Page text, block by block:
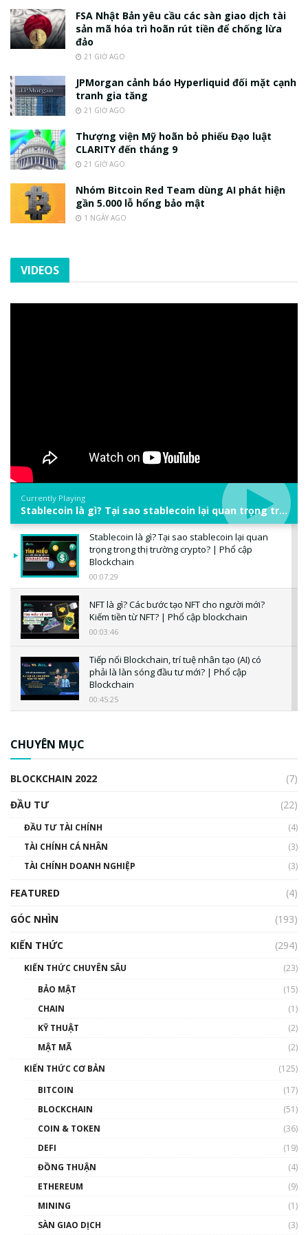
FSA Nhật Bản yêu cầu các sàn giao dịch tài
sản mã hóa trì hoãn rút tiền để chống lừa
đảo
21 GIỜ AGO
JPMorgan cảnh báo Hyperliquid đối mặt cạnh
tranh gia tăng
21 GIỜ AGO
Thượng viện Mỹ hoãn bỏ phiếu Đạo luật
CLARITY đến tháng 9
21 GIỜ AGO
Nhóm Bitcoin Red Team dùng AI phát hiện
gần 5.000 lỗ hổng bảo mật
1 NGÀY AGO
VIDEOS
Currently Playing
Stablecoin là gì? Tại sao stablecoin lại quan trọng trong thị trường crypto? | Phổ cập Blockchain
Stablecoin là gì? Tại sao stablecoin lại quan
trọng trong thị trường crypto? | Phổ cập
Blockchain
00:07:29
NFT là gì? Các bước tạo NFT cho người mới?
Kiếm tiền từ NFT? | Phổ cập blockchain
00:03:46
Tiếp nối Blockchain, trí tuệ nhân tạo (AI) có
phải là làn sóng đầu tư mới? | Phổ cập
Blockchain
00:45:25
00:02:14
Nhìn lại năm 2022: Những sự kiện ảnh hưởng
đến hệ sinh thái tiền mã hoá | Phổ cập
00:43:47
như thể nào?
00:39:31
Phổ cập Blockchain
thống & Crypto qua các cuộc chiến | Phổ cập
CHUYÊN MỤC
BLOCKCHAIN 2022
(7)
ĐẦU TƯ
(22)
ĐẦU TƯ TÀI CHÍNH
(4)
TÀI CHÍNH CÁ NHÂN
(3)
TÀI CHÍNH DOANH NGHIỆP
(3)
FEATURED
(4)
GÓC NHÌN
(193)
KIẾN THỨC
(294)
KIẾN THỨC CHUYÊN SÂU
(23)
BẢO MẬT
(15)
CHAIN
(1)
KỸ THUẬT
(2)
MẬT MÃ
(2)
KIẾN THỨC CƠ BẢN
(125)
BITCOIN
(17)
BLOCKCHAIN
(51)
COIN & TOKEN
(36)
DEFI
(19)
ĐỒNG THUẬN
(4)
ETHEREUM
(9)
MINING
(1)
SÀN GIAO DỊCH
(3)